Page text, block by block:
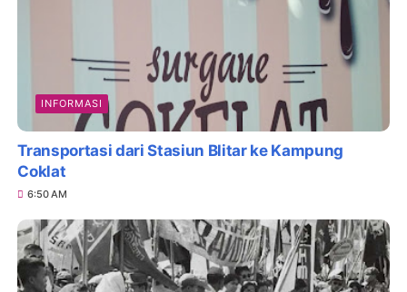
INFORMASI
Transportasi dari Stasiun Blitar ke Kampung
Coklat
6:50 AM